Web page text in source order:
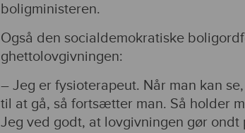
boligministeren.
Også den socialdemokratiske
ghettolovgivningen:
– Jeg er fysioterapeut. Når man kan
til at gå, så fortsætter man. Så holder
Jeg ved godt, at lovgivningen gør